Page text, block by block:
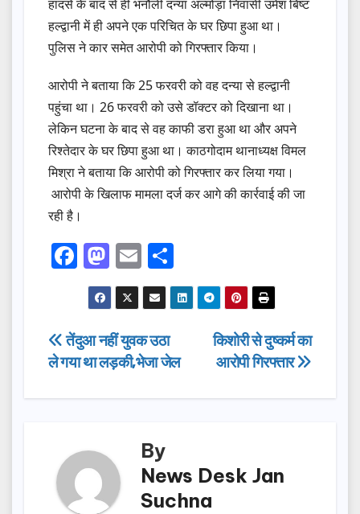
हादसे के बाद से ही भनौली दन्या अल्मोड़ा निवासी उमेश बिष्ट
हल्द्वानी में ही अपने एक परिचित के घर छिपा हुआ था।
पुलिस ने कार समेत आरोपी को गिरफ्तार किया।
आरोपी ने बताया कि 25 फरवरी को वह दन्या से हल्द्वानी
पहुंचा था। 26 फरवरी को उसे डॉक्टर को दिखाना था।
लेकिन घटना के बाद से वह काफी डरा हुआ था और अपने
रिश्तेदार के घर छिपा हुआ था। काठगोदाम थानाध्यक्ष विमल
मिश्रा ने बताया कि आरोपी को गिरफ्तार कर लिया गया।
आरोपी के खिलाफ मामला दर्ज कर आगे की कार्रवाई की जा
रही है।
F
a
c
e
b
M
a
st
o
d
E
m
ail
h
ar
Post
navigation
किशोरी से दुष्कर्म का
आरोपी गिरफ्तार
तेंदुआ नहीं युवक उठा
ले गया था लड़की,भेजा जेल
By
News Desk Jan
Suchna